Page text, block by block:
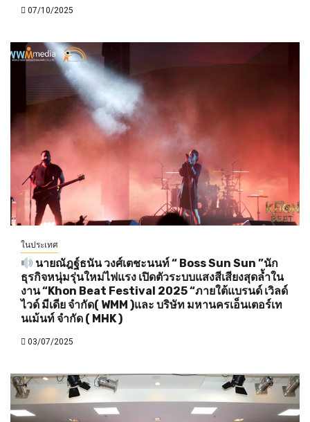
07/10/2025
ในประเทศ
นายณัฎฐ์ธนัน วงศ์เตชะนนท์ “ Boss Sun Sun ”นัก
ธุรกิจหนุ่มรุ่นใหม่ไฟแรง เปิดตัวระบบแสงสีเสียงสุดล้ำใน
งาน “Khon Beat Festival 2025 “ภายใต้แบรนด์ เวิลด์
ไวด์ มีเดีย จำกัด( WMM )และ บริษัท มหานครเอ็นเตอร์เท
นเม้นท์ จำกัด ( MHK )
03/07/2025